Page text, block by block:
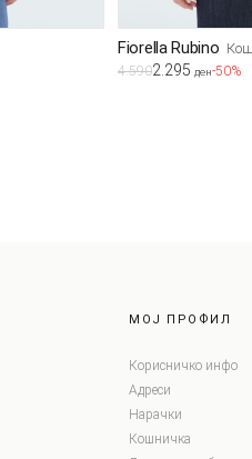
Fiorella Rubino
4.5902.295 ден-50%
МОЈ ПРОФИЛ
Корисничко инфо
Адреси
Нарачки
Кошничка